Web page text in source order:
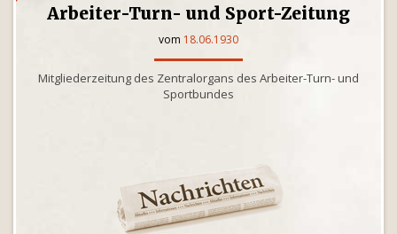
Arbeiter-Turn- und Sport-Zeitung
vom 18.06.1930
Mitgliederzeitung des Zentralorgans des Arbeiter-Turn- und
Sportbundes